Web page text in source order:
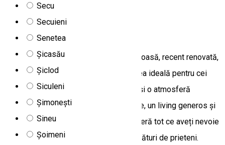
Secu
Secuieni
Senetea
Șicasău
Șiclod
Siculeni
Șimonești
Sineu
Șoimeni
Apartament
Casa Alex
Casa Alex este o unitat de cazare spațioasă, recent renovată,
situată în localitatea Gălăuţaş – alegerea ideală pentru cei
care doresc liniște, aer curat de munte și o atmosferă
primitoare. Cu trei dormitoare luminoase, un living generos și
o baie confortabilă, această locuință oferă tot ce aveți nevoie
pentru un sejur relaxant în familie sau alături de prieteni.